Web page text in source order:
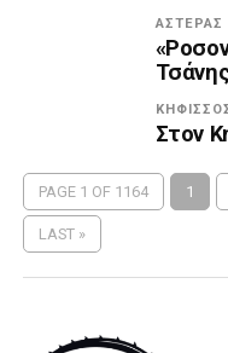
ΑΣΤΈΡΑΣ
Στον
PAGE 1 OF 1164 1
LAST »